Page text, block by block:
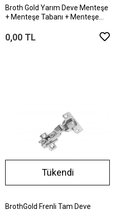
Broth Gold Yarım Deve Menteşe
+ Menteşe Tabanı + Menteşe
0,00 TL
Tükendi
BrothGold Frenli Tam Deve